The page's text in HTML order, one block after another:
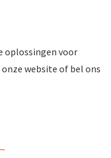
oplossingen voor
website of bel ons